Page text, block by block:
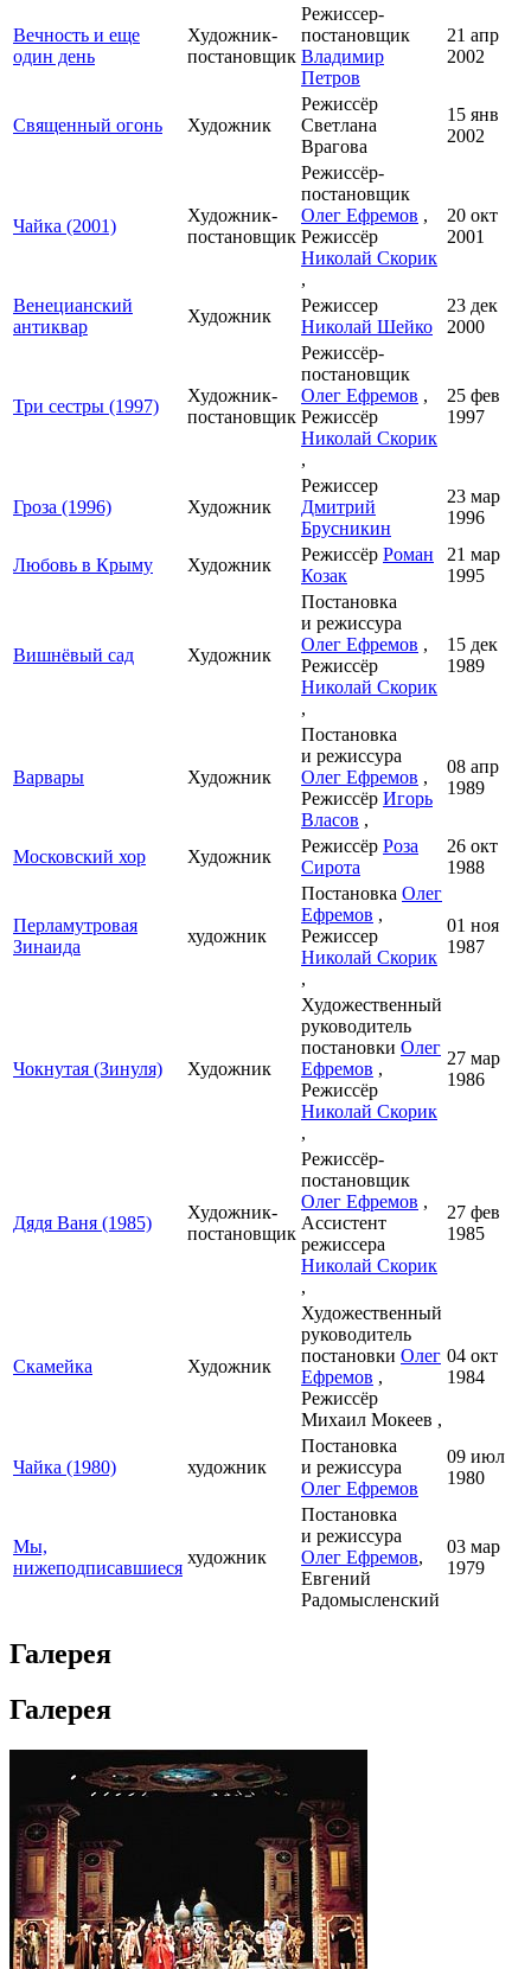
Вечность и еще
один день
Художник-
постановщик
Режиссер-
постановщик
Владимир
Петров
21 апр
2002
Священный огонь Художник
Режиссёр
Светлана
Врагова
15 янв
2002
Чайка (2001)
Художник-
постановщик
Режиссёр-
постановщик
Олег Ефремов ,
Режиссёр
Николай Скорик
,
20 окт
2001
Венецианский
антиквар
Художник
Режиссер
Николай Шейко
23 дек
2000
Три сестры (1997)
Художник-
постановщик
Режиссёр-
постановщик
Олег Ефремов ,
Режиссёр
Николай Скорик
,
25 фев
1997
Гроза (1996) Художник
Режиссер
Дмитрий
Брусникин
23 мар
1996
Любовь в Крыму Художник
Режиссёр Роман
Козак
21 мар
1995
Вишнёвый сад Художник
Постановка
и режиссура
Олег Ефремов ,
Режиссёр
Николай Скорик
,
15 дек
1989
Варвары Художник
Постановка
и режиссура
Олег Ефремов ,
Режиссёр Игорь
Власов ,
08 апр
1989
Московский хор Художник
Режиссёр Роза
Сирота
26 окт
1988
Перламутровая
Зинаида
художник
Постановка Олег
Ефремов ,
Режиссер
Николай Скорик
,
01 ноя
1987
Чокнутая (Зинуля) Художник
Художественный
руководитель
постановки Олег
Ефремов ,
Режиссёр
Николай Скорик
,
27 мар
1986
Дядя Ваня (1985)
Художник-
постановщик
Режиссёр-
постановщик
Олег Ефремов ,
Ассистент
режиссера
Николай Скорик
,
27 фев
1985
Скамейка Художник
Художественный
руководитель
постановки Олег
Ефремов ,
Режиссёр
Михаил Мокеев ,
04 окт
1984
Чайка (1980) художник
Постановка
и режиссура
Олег Ефремов
09 июл
1980
Мы,
нижеподписавшиеся
художник
Постановка
и режиссура
Олег Ефремов,
Евгений
Радомысленский
03 мар
1979
Галерея
Галерея